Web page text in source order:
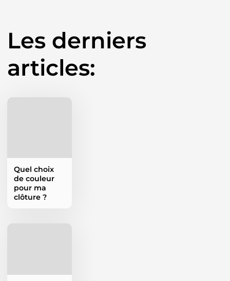
Les derniers
articles:
Quel choix
de couleur
pour ma
clôture ?